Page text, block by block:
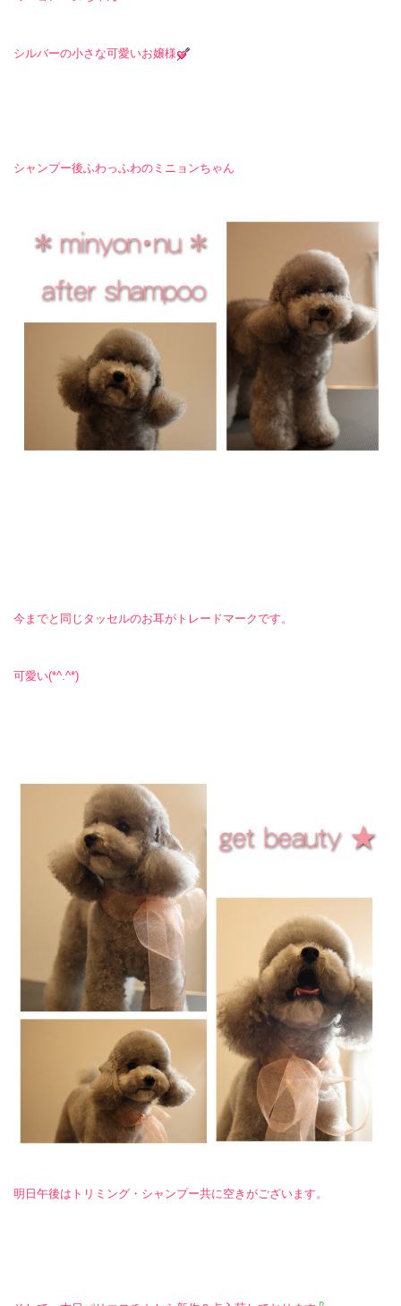
シルバーの小さな可愛いお嬢様
シャンプー後ふわっふわのミニョンちゃん
今までと同じタッセルのお耳がトレードマークです。
可愛い(*^.^*)
明日午後はトリミング・シャンプー共に空きがございます。